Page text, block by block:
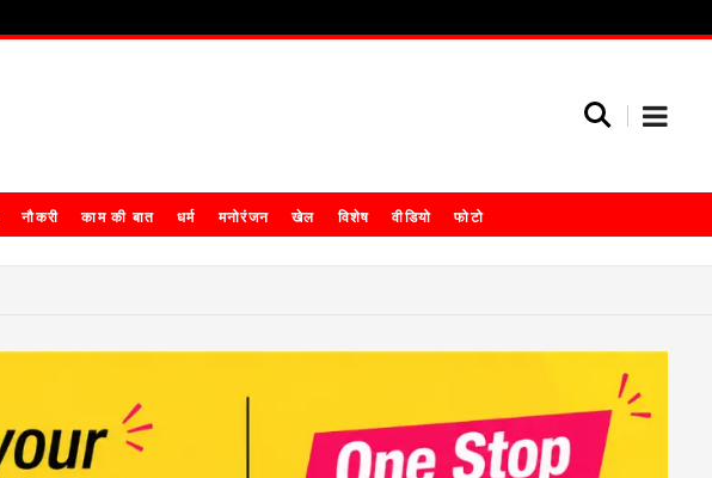
नौकरी काम की बात धर्म मनोरंजन खेल विशेष वीडियो फोटो